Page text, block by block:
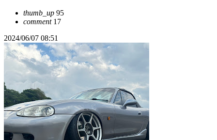
thumb_up 95
comment17
2024/06/07 08:51